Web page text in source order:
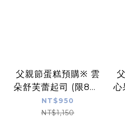
父親節蛋糕預購※ 雲
朵舒芙蕾起司 (限8吋)
※
NT$950
NT$1,150
心